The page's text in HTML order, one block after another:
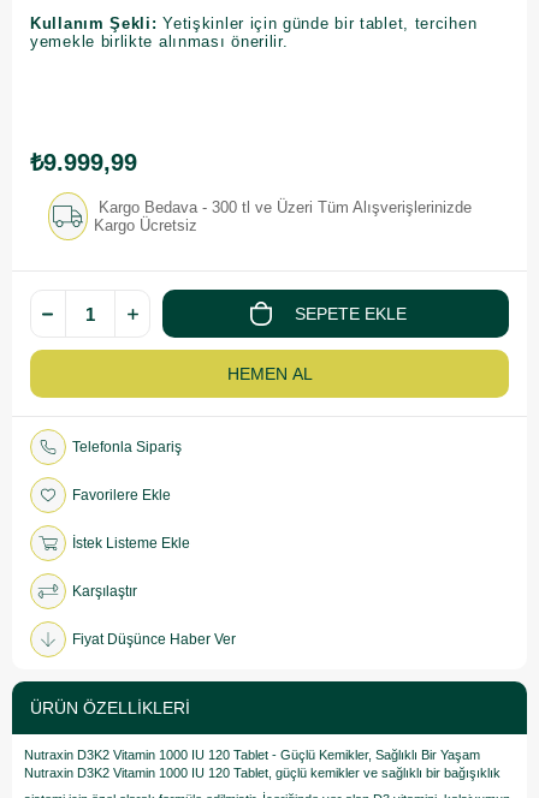
Kullanım Şekli: Yetişkinler için günde bir tablet, tercihen
yemekle birlikte alınması önerilir.
₺9.999,99
Kargo Bedava - 300 tl ve Üzeri Tüm Alışverişlerinizde
Kargo Ücretsiz
Telefonla Sipariş
Favorilere Ekle
İstek Listeme Ekle
Karşılaştır
Fiyat Düşünce Haber Ver
ÜRÜN ÖZELLIKLERI
Nutraxin D3K2 Vitamin 1000 IU 120 Tablet - Güçlü Kemikler, Sağlıklı Bir Yaşam
Nutraxin D3K2 Vitamin 1000 IU 120 Tablet, güçlü kemikler ve sağlıklı bir bağışıklık